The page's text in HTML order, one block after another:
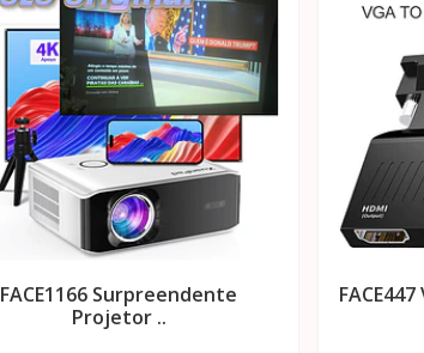
FACE1166 Surpreendente
Projetor ..